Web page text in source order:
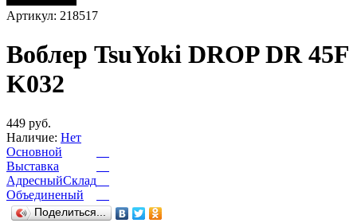
Артикул: 218517
Воблер TsuYoki DROP DR 45F
K032
449 руб.
Наличие: Нет
Основной
Выставка
АдресныйСклад
Объединеный
Поделиться...